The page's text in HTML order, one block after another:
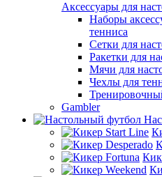
Аксессуары для
Наборы
тенниса
Сетки для
Ракетки для
Мячи для
Чехлы для
Gambler